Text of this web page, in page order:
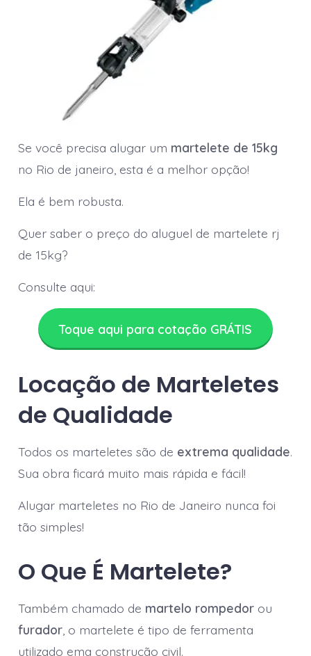
Se você precisa alugar um martelete de 15kg
no Rio de janeiro, esta é a melhor opção!
Ela é bem robusta.
Quer saber o preço do aluguel de martelete rj
de 15kg?
Consulte aqui:
Toque aqui para cotação GRÁTIS
Locação de Marteletes
de Qualidade
Todos os marteletes são de extrema qualidade.
Sua obra ficará muito mais rápida e fácil!
Alugar marteletes no Rio de Janeiro nunca foi
tão simples!
O Que É Martelete?
Também chamado de martelo rompedorou
furador, o martelete é tipo de ferramenta
utilizado ema construção civil.